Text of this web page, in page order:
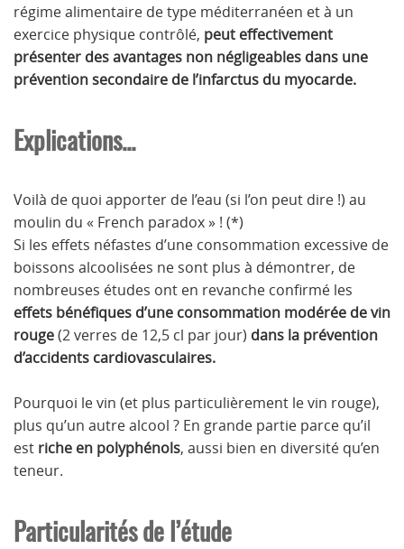
régime alimentaire de type méditerranéen et à un
exercice physique contrôlé, peut effectivement
présenter des avantages non négligeables dans une
prévention secondaire de l’infarctus du myocarde.
Explications...
Voilà de quoi apporter de l’eau (si l’on peut dire !) au
moulin du « French paradox » ! (*)
Si les effets néfastes d’une consommation excessive de
boissons alcoolisées ne sont plus à démontrer, de
nombreuses études ont en revanche confirmé les
effets bénéfiques d’une consommation modérée de vin
rouge(2 verres de 12,5 cl par jour) dans la prévention
d’accidents cardiovasculaires.
Pourquoi le vin (et plus particulièrement le vin rouge),
plus qu’un autre alcool ? En grande partie parce qu’il
est riche en polyphénols, aussi bien en diversité qu’en
teneur.
Particularités de l’étude